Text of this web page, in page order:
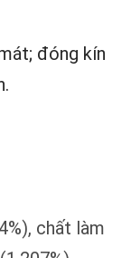
đóng kín
chất làm